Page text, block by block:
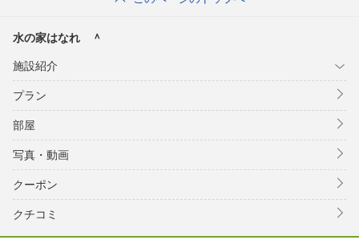
水の家はなれ ＾
施設紹介
プラン
部屋
写真・動画
クーポン
クチコミ